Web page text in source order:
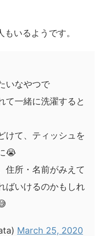
いるようです。
いなやつで
て一緒に洗濯すると
けて、ティッシュを
😭
住所・名前がみえて
ばいけるのかもしれ
March 25, 2020